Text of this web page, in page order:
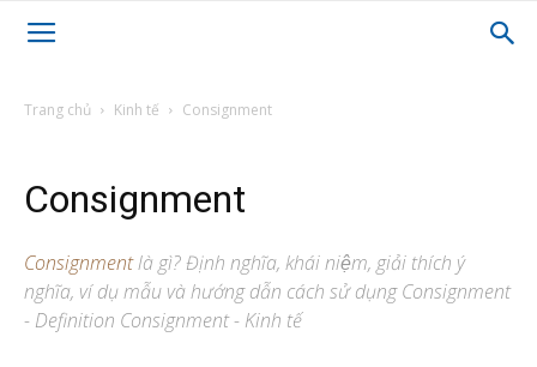
Trang chủ Kinh tế Consignment
Consignment
Consignmentlà gì? Định nghĩa, khái niệm, giải thích ý
nghĩa, ví dụ mẫu và hướng dẫn cách sử dụng Consignment
- Definition Consignment - Kinh tế